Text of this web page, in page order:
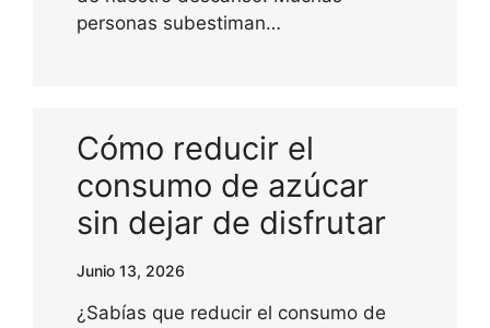
personas subestiman…
Cómo reducir el
consumo de azúcar
sin dejar de disfrutar
Junio 13, 2026
¿Sabías que reducir el consumo de